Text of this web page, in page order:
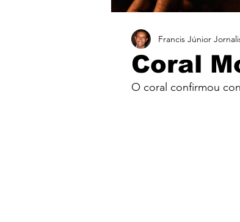
Coral
Francis Júnior
O coral confirmou